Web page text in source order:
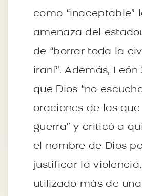
como “inaceptable”
amenaza del
de “borrar toda la
iraní”. Además,
que Dios “no
oraciones de los
guerra” y criticó a
el nombre de Dios
justificar la
utilizado más de